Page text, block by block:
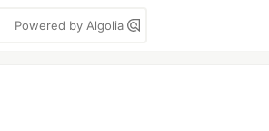
Powered by Algolia